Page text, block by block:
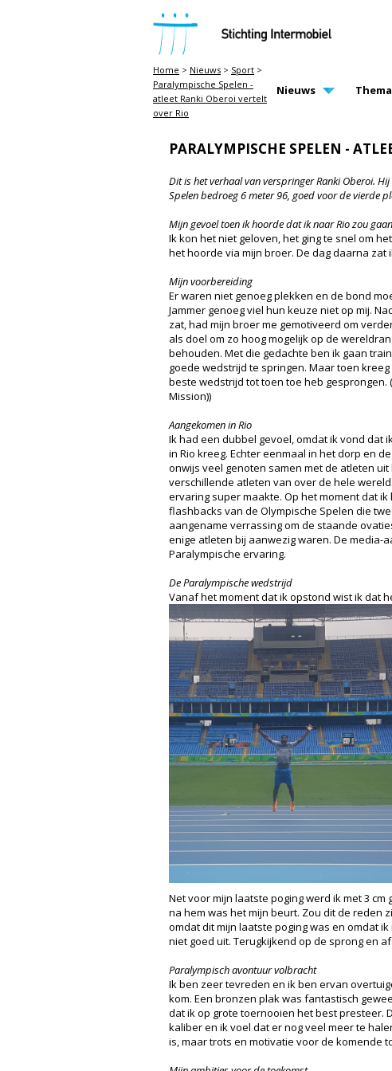
STICHTING INTERMOBIEL
MAIN PAGE
Nieuws
Home > Nieuws > Sport >
Paralympische Spelen -
atleet Ranki Oberoi vertelt
over Rio
PARALYMPISCHE SPELEN -
Dit is het verhaal van verspringer Ranki Oberoi.
Spelen bedroeg 6 meter 96, goed voor de vierde
Mijn gevoel toen ik hoorde dat ik naar Rio zou gaan
Ik kon het niet geloven, het ging te snel om
het hoorde via mijn broer. De dag daarna zat
Mijn voorbereiding
Er waren niet genoeg plekken en de bond
Jammer genoeg viel hun keuze niet op mij.
zat, had mijn broer me gemotiveerd om
als doel om zo hoog mogelijk op de
behouden. Met die gedachte ben ik gaan
goede wedstrijd te springen. Maar toen
beste wedstrijd tot toen toe heb gesprongen.
Mission))
Aangekomen in Rio
Ik had een dubbel gevoel, omdat ik vond dat
in Rio kreeg. Echter eenmaal in het dorp en
onwijs veel genoten samen met de atleten
verschillende atleten van over de hele
ervaring super maakte. Op het moment dat
flashbacks van de Olympische Spelen die
aangename verrassing om de staande
enige atleten bij aanwezig waren. De media-
Paralympische ervaring.
De Paralympische wedstrijd
Vanaf het moment dat ik opstond wist ik dat
Net voor mijn laatste poging werd ik met 3
na hem was het mijn beurt. Zou dit de reden
omdat dit mijn laatste poging was en omdat
niet goed uit. Terugkijkend op de sprong en
Paralympisch avontuur volbracht
Ik ben zeer tevreden en ik ben ervan
kom. Een bronzen plak was fantastisch
dat ik op grote toernooien het best presteer.
kaliber en ik voel dat er nog veel meer te
is, maar trots en motivatie voor de komende